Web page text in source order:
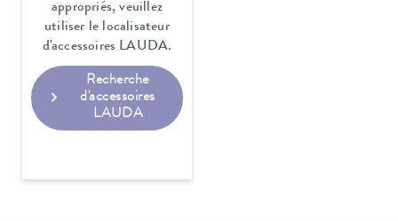
appropriés, veuillez
utiliser le localisateur
d'accessoires LAUDA.
Recherche
d'accessoires
LAUDA